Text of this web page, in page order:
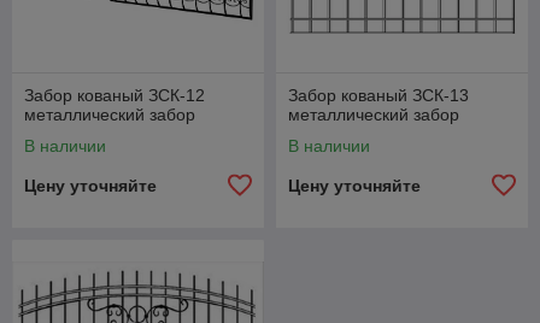
Забор кованый ЗСК-12
металлический забор
В наличии
Цену уточняйте
Забор кованый ЗСК-13
металлический забор
В наличии
Цену уточняйте